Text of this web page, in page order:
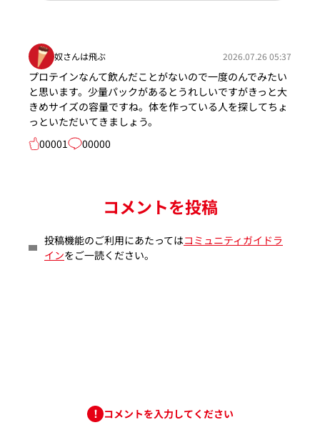
奴さんは飛ぶ 2026.07.26 05:37
プロテインなんて飲んだことがないので一度のんでみたい
と思います。少量パックがあるとうれしいですがきっと大
きめサイズの容量ですね。体を作っている人を探してちょ
っといただいてきましょう。
00001
00000
コメントを投稿
投稿機能のご利用にあたってはコミュニティガイドラ
インをご一読ください。
コメントを入力してください